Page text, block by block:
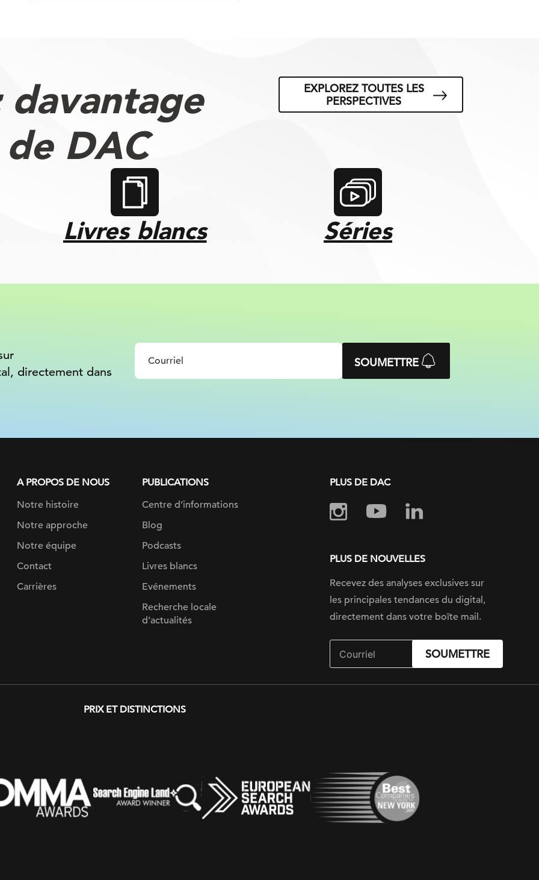
de DAC
EXPLOREZ TOUTES LES
PERSPECTIVES
Livres blancs Séries
directement dans
SOUMETTRE
A PROPOS DE NOUS
Notre histoire
Notre approche
Notre équipe
Contact
Carrières
PUBLICATIONS
Centre d’informations
Blog
Podcasts
Livres blancs
Evénements
Recherche locale
d’actualités
PLUS DE DAC
PLUS DE NOUVELLES
Recevez des analyses exclusives sur
les principales tendances du digital,
directement dans votre boîte mail.
SOUMETTRE
PRIX ​​ET DISTINCTIONS